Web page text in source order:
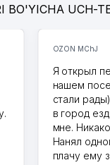
BO'YICHA UCH-
OZON MChJ
Я открыл
нашем
стали
в город
мне.
Нанял
плачу ему